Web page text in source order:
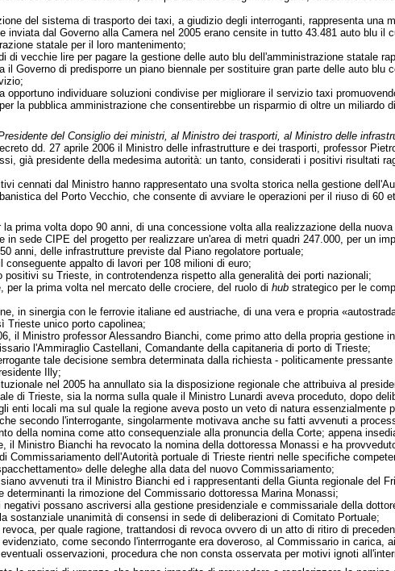
del sistema di trasporto dei taxi, a giudizio degli interroganti, rappresenta una
inviata dal Governo alla Camera nel 2005 erano censite in tutto 43.481 auto blu
statale per il loro mantenimento;
di vecchie lire per pagare la gestione delle auto blu dell'amministrazione statale
il Governo di predisporre un piano biennale per sostituire gran parte delle auto
opportuno individuare soluzioni condivise per migliorare il servizio taxi
la pubblica amministrazione che consentirebbe un risparmio di oltre un miliardo di
del Consiglio dei ministri, al Ministro dei trasporti, al Ministro delle
dd. 27 aprile 2006 il Ministro delle infrastrutture e dei trasporti, professor
già presidente della medesima autorità: un tanto, considerati i positivi risultati
cennati dal Ministro hanno rappresentato una svolta storica nella gestione
del Porto Vecchio, che consente di avviare le operazioni per il riuso di 60
la prima volta dopo 90 anni, di una concessione volta alla realizzazione della
in sede CIPE del progetto per realizzare un'area di metri quadri 247.000, per un
anni, delle infrastrutture previste dal Piano regolatore portuale;
conseguente appalto di lavori per 108 milioni di euro;
positivi su Trieste, in controtendenza rispetto alla generalità dei porti nazionali;
per la prima volta nel mercato delle crociere, del ruolo di hubstrategico per le
in sinergia con le ferrovie italiane ed austriache, di una vera e propria
Trieste unico porto capolinea;
il Ministro professor Alessandro Bianchi, come primo atto della propria
l'Ammiraglio Castellani, Comandante della capitaneria di porto di Trieste;
tale decisione sembra determinata dalla richiesta - politicamente
Illy;
nel 2005 ha annullato sia la disposizione regionale che attribuiva al
di Trieste, sia la norma sulla quale il Ministro Lunardi aveva proceduto, dopo
enti locali ma sul quale la regione aveva posto un veto di natura
secondo l'interrogante, singolarmente motivava anche su fatti avvenuti a
della nomina come atto consequenziale alla pronuncia della Corte; appena
il Ministro Bianchi ha revocato la nomina della dottoressa Monassi e ha
Commissariamento dell'Autorità portuale di Trieste rientri nelle specifiche
delle deleghe alla data del nuovo Commissariamento;
avvenuti tra il Ministro Bianchi ed i rappresentanti della Giunta regionale del
determinanti la rimozione del Commissario dottoressa Marina Monassi;
negativi possano ascriversi alla gestione presidenziale e commissariale della
sostanziale unanimità di consensi in sede di deliberazioni di Comitato Portuale;
per quale ragione, trattandosi di revoca ovvero di un atto di ritiro di
come secondo l'interrrogante era doveroso, al Commissario in carica,
osservazioni, procedura che non consta osservata per motivi ignoti